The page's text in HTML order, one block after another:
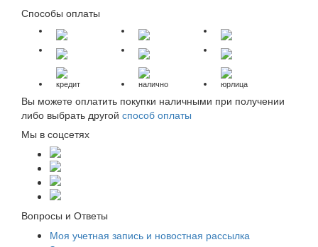
Способы оплаты
кредит налично юрлица
Вы можете оплатить покупки наличными при получении
либо выбрать другой способ оплаты
Мы в соцсетях
Вопросы и Ответы
Моя учетная запись и новостная рассылка